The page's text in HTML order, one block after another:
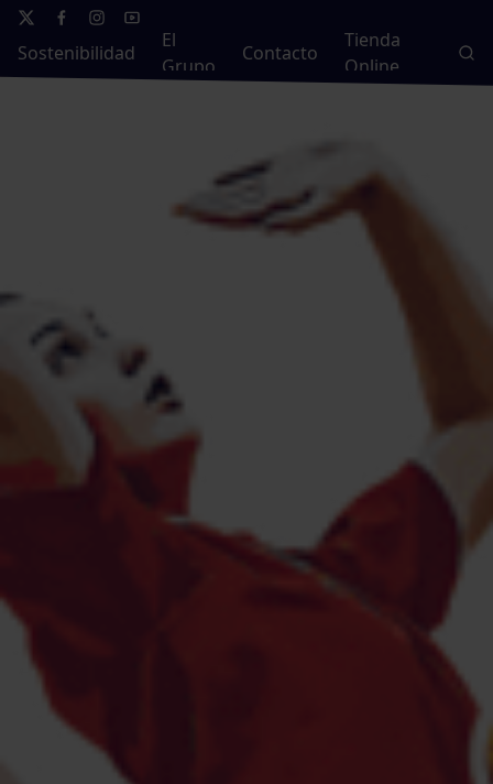
Sostenibilidad
El
Grupo
Contacto
Tienda
Online